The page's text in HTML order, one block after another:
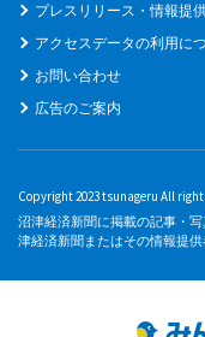
プレスリリース・情報提
アクセスデータの利用に
お問い合わせ
広告のご案内
Copyright 2023 tsunageru All
沼津経済新聞に掲載の記事・
津経済新聞またはその情報提供